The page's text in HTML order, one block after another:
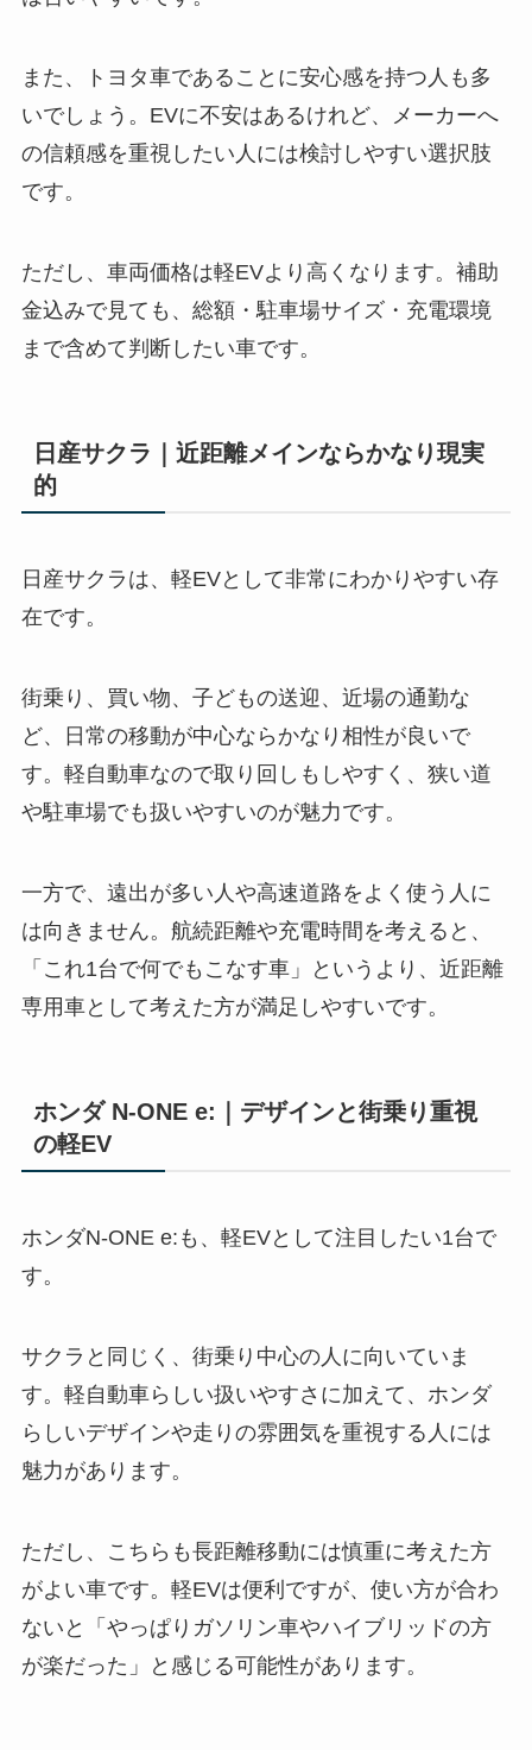
また、トヨタ車であることに安心感を持つ人も多
いでしょう。EVに不安はあるけれど、メーカーへ
の信頼感を重視したい人には検討しやすい選択肢
です。
ただし、車両価格は軽EVより高くなります。補助
金込みで見ても、総額・駐車場サイズ・充電環境
まで含めて判断したい車です。
日産サクラ｜近距離メインならかなり現実
的
日産サクラは、軽EVとして非常にわかりやすい存
在です。
街乗り、買い物、子どもの送迎、近場の通勤な
ど、日常の移動が中心ならかなり相性が良いで
す。軽自動車なので取り回しもしやすく、狭い道
や駐車場でも扱いやすいのが魅力です。
一方で、遠出が多い人や高速道路をよく使う人に
は向きません。航続距離や充電時間を考えると、
「これ1台で何でもこなす車」というより、近距離
専用車として考えた方が満足しやすいです。
ホンダ N-ONE e:｜デザインと街乗り重視
の軽EV
ホンダN-ONE e:も、軽EVとして注目したい1台で
す。
サクラと同じく、街乗り中心の人に向いていま
す。軽自動車らしい扱いやすさに加えて、ホンダ
らしいデザインや走りの雰囲気を重視する人には
魅力があります。
ただし、こちらも長距離移動には慎重に考えた方
がよい車です。軽EVは便利ですが、使い方が合わ
ないと「やっぱりガソリン車やハイブリッドの方
が楽だった」と感じる可能性があります。